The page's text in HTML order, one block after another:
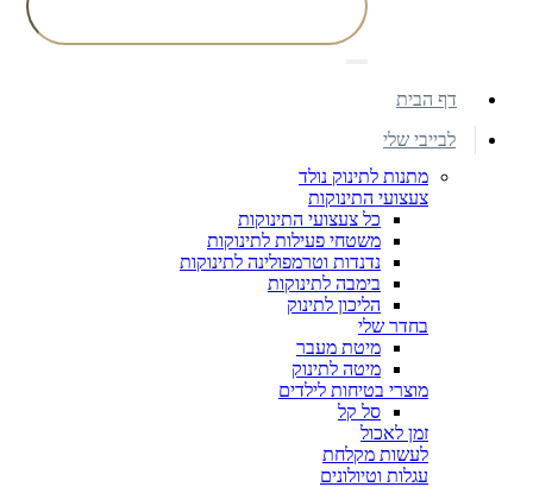
דף הבית
לבייבי שלי
מתנות לתינוק נולד
צעצועי התינוקות
כל צעצועי התינוקות
משטחי פעילות לתינוקות
נדנדות וטרמפולינה לתינוקות
בימבה לתינוקות
הליכון לתינוק
בחדר שלי
מיטת מעבר
מיטה לתינוק
מוצרי בטיחות לילדים
סל קל
זמן לאכול
לעשות מקלחת
עגלות וטיולונים